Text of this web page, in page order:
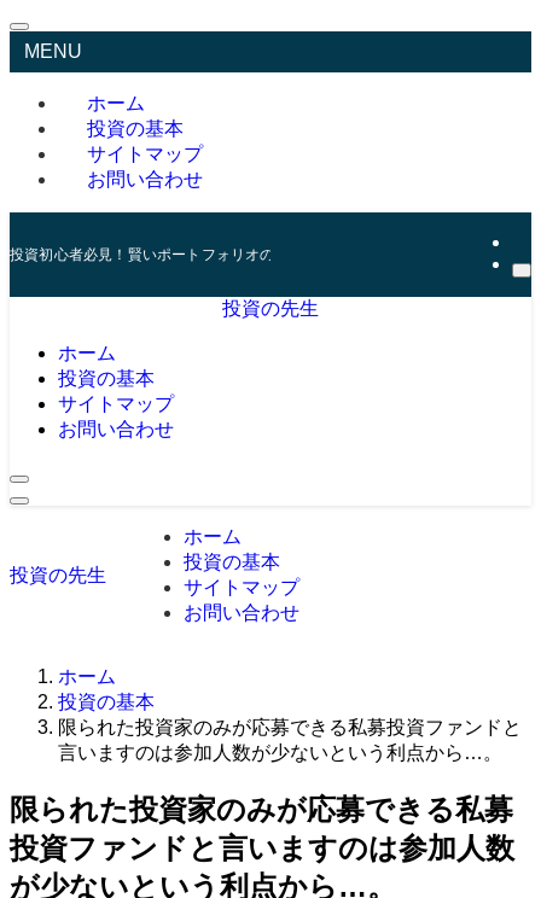
MENU
ホーム
投資の基本
サイトマップ
お問い合わせ
投資初心者必見！賢いポートフォリオの組み方とリスク管理の秘訣
投資の先生
ホーム
投資の基本
サイトマップ
お問い合わせ
投資の先生
ホーム
投資の基本
サイトマップ
お問い合わせ
ホーム
投資の基本
限られた投資家のみが応募できる私募投資ファンドと
言いますのは参加人数が少ないという利点から…。
限られた投資家のみが応募できる私募
投資ファンドと言いますのは参加人数
が少ないという利点から…。